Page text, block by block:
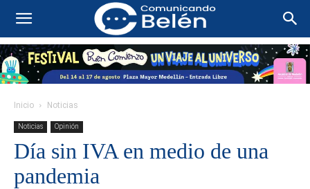
Inicio Noticias
Noticias Opinión
Día sin IVA en medio de una
pandemia